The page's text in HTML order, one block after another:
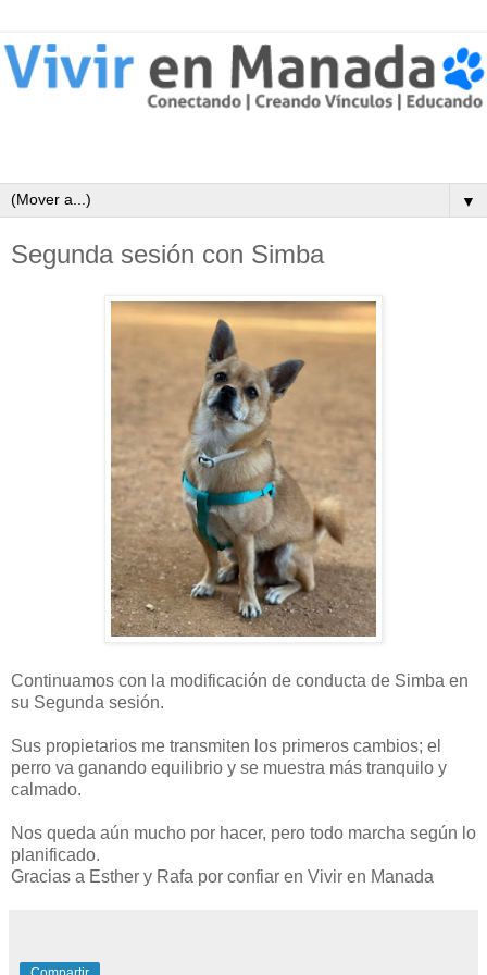
▼
Segunda sesión con Simba
Continuamos con la modificación de conducta de Simba en
su Segunda sesión.
Sus propietarios me transmiten los primeros cambios; el
perro va ganando equilibrio y se muestra más tranquilo y
calmado.
Nos queda aún mucho por hacer, pero todo marcha según lo
planificado.
Gracias a Esther y Rafa por confiar en Vivir en Manada